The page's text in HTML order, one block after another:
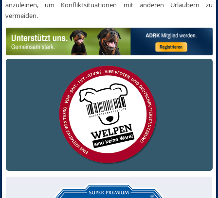
anzuleinen, um Konfliktsituationen mit anderen Urlaubern zu
vermeiden.